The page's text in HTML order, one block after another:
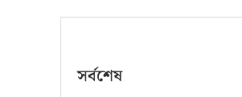
সর্বশেষ